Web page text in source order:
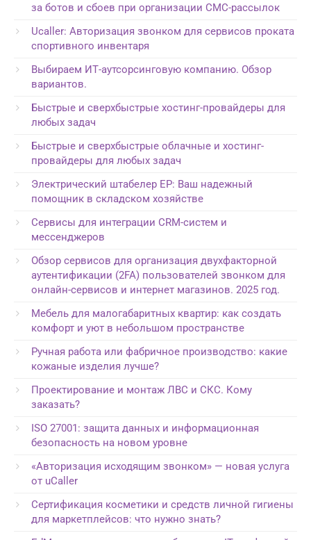
за ботов и сбоев при организации СМС-рассылок
Ucaller: Авторизация звонком для сервисов проката
спортивного инвентаря
Выбираем ИТ-аутсорсинговую компанию. Обзор
вариантов.
Быстрые и сверхбыстрые хостинг-провайдеры для
любых задач
Быстрые и сверхбыстрые облачные и хостинг-
провайдеры для любых задач
Электрический штабелер EP: Ваш надежный
помощник в складском хозяйстве
Сервисы для интеграции CRM-систем и
мессенджеров
Обзор сервисов для организация двухфакторной
аутентификации (2FA) пользователей звонком для
онлайн-сервисов и интернет магазинов. 2025 год.
Мебель для малогабаритных квартир: как создать
комфорт и уют в небольшом пространстве
Ручная работа или фабричное производство: какие
кожаные изделия лучше?
Проектирование и монтаж ЛВС и СКС. Кому
заказать?
ISO 27001: защита данных и информационная
безопасность на новом уровне
«Авторизация исходящим звонком» — новая услуга
от uCaller
Сертификация косметики и средств личной гигиены
для маркетплейсов: что нужно знать?